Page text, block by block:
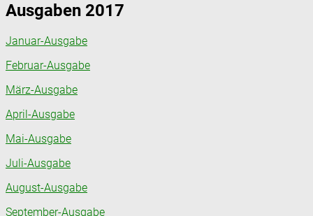
Ausgaben 2017
Januar-Ausgabe
Februar-Ausgabe
März-Ausgabe
April-Ausgabe
Mai-Ausgabe
Juli-Ausgabe
August-Ausgabe
September-Ausgabe